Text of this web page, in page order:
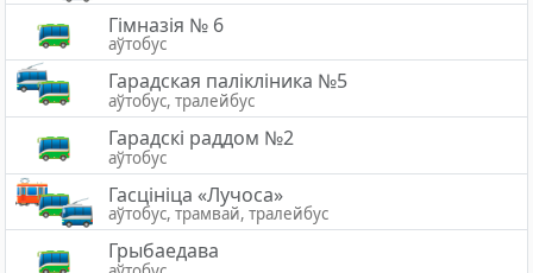
Гімназія № 6
аўтобус
Гарадская палiклiника №5
аўтобус, тралейбус
Гарадскі раддом №2
аўтобус
Гасцініца «Лучоса»
аўтобус, трамвай, тралейбус
Грыбаедава